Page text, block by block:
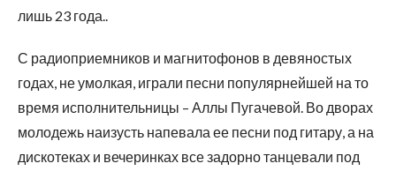
лишь 23 года..
С радиоприемников и магнитофонов в девяностых
годах, не умолкая, играли песни популярнейшей на то
время исполнительницы – Аллы Пугачевой. Во дворах
молодежь наизусть напевала ее песни под гитару, а на
дискотеках и вечеринках все задорно танцевали под